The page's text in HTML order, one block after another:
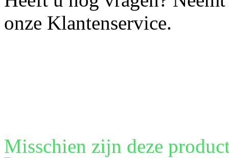
onze Klantenservice.
Misschien zijn deze